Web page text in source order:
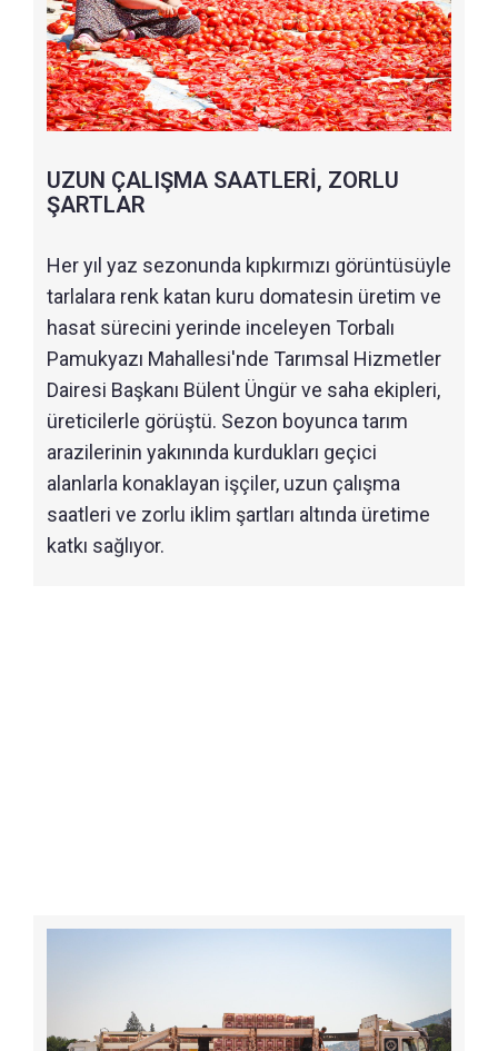
UZUN ÇALIŞMA SAATLERİ, ZORLU
ŞARTLAR
Her yıl yaz sezonunda kıpkırmızı görüntüsüyle
tarlalara renk katan kuru domatesin üretim ve
hasat sürecini yerinde inceleyen Torbalı
Pamukyazı Mahallesi'nde Tarımsal Hizmetler
Dairesi Başkanı Bülent Üngür ve saha ekipleri,
üreticilerle görüştü. Sezon boyunca tarım
arazilerinin yakınında kurdukları geçici
alanlarla konaklayan işçiler, uzun çalışma
saatleri ve zorlu iklim şartları altında üretime
katkı sağlıyor.